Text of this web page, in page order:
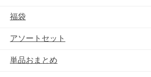
福袋
アソートセット
単品おまとめ